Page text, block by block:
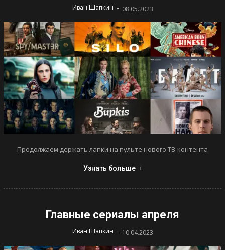
Иван Шапкин - 08.05.2023
Продолжаем держать лапки на пульте нового ТВ-контента
Узнать больше
Главные сериалы апреля
Иван Шапкин - 10.04.2023